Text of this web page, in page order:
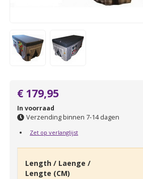
€ 179,95
In voorraad
Verzending binnen 7-14 dagen
Zet op verlanglijst
Length / Laenge /
Lengte (CM)